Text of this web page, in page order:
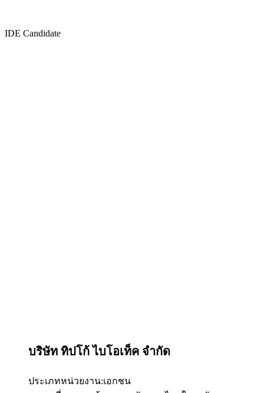
IDE Candidate
บริษัท ทิปโก้ ไบโอเท็ค จำกัด
ประเภทหน่วยงาน:เอกชน